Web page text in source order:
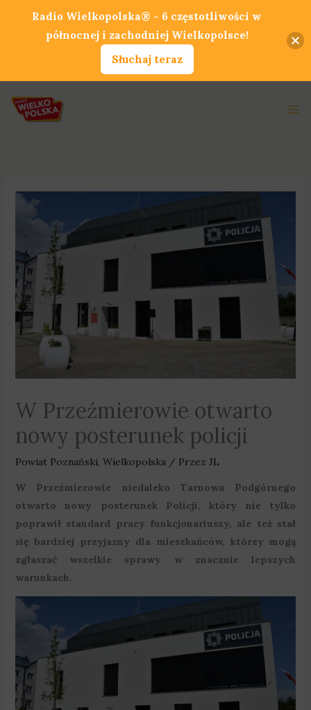
W Przeźmierowie otwarto
nowy posterunek policji
Powiat Poznański, Wielkopolska/ Przez JL
W Przeźmierowie niedaleko Tarnowa Podgórnego
otwarto nowy posterunek Policji, który nie tylko
poprawił standard pracy funkcjonariuszy, ale też stał
się bardziej przyjazny dla mieszkańców, którzy mogą
zgłaszać wszelkie sprawy w znacznie lepszych
warunkach.
Radio Wielkopolska® - 6 częstotliwości w
północnej i zachodniej Wielkopolsce!
Słuchaj teraz